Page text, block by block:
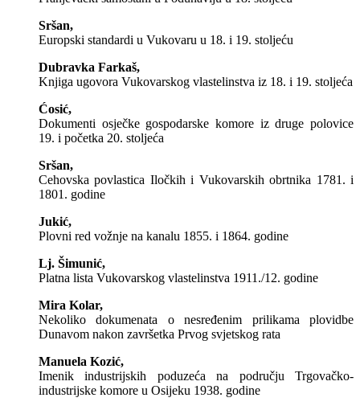
Sršan,
Europski standardi u Vukovaru u 18. i 19. stoljeću
Dubravka Farkaš,
Knjiga ugovora Vukovarskog vlastelinstva iz 18. i 19. stoljeća
Ćosić,
Dokumenti osječke gospodarske komore iz druge polovice
19. i početka 20. stoljeća
Sršan,
Cehovska povlastica Iločkih i Vukovarskih obrtnika 1781. i
1801. godine
Jukić,
Plovni red vožnje na kanalu 1855. i 1864. godine
Lj. Šimunić,
Platna lista Vukovarskog vlastelinstva 1911./12. godine
Mira Kolar,
Nekoliko dokumenata o nesređenim prilikama plovidbe
Dunavom nakon završetka Prvog svjetskog rata
Manuela Kozić,
Imenik industrijskih poduzeća na području Trgovačko-
industrijske komore u Osijeku 1938. godine